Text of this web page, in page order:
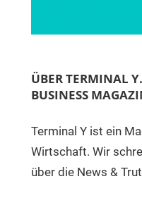
ÜBER TERMINAL
BUSINESS
Terminal Y ist ein
Wirtschaft. Wir
über die News &